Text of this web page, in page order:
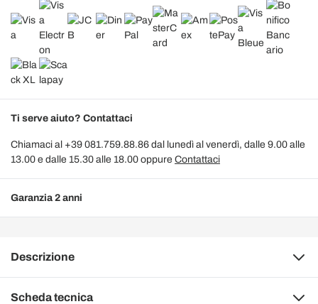
Ti serve aiuto? Contattaci
Chiamaci al +39 081.759.88.86 dal lunedì al venerdì, dalle 9.00 alle
13.00 e dalle 15.30 alle 18.00 oppure Contattaci
Garanzia 2 anni
Descrizione
Scheda tecnica